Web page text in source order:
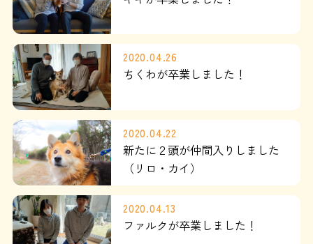
協賛企業について
運営：藤和那須リゾート株式会社
Copyright © Towa Nasu Resort Co. All Rights Reserved.
2020.04.26
ちくわが卒業しました！
2020.04.22
新たに２頭が仲間入りしました
（リロ・カイ）
2020.04.13
ファルクが卒業しました！